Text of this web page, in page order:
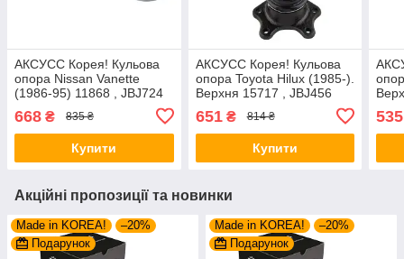
AКСУСС Корея! Кульова
опора Nissan Vanette
(1986-95) 11868 , JBJ724
668 ₴ 835 ₴
Купити
AКСУСС Корея! Кульова
опора Toyota Hilux (1985-).
Верхня 15717 , JBJ456
651₴ 814 ₴
Купити
535
Акційні пропозиції та новинки
Made in KOREA!
–20%
Подарунок
Made in KOREA!
–20%
Подарунок